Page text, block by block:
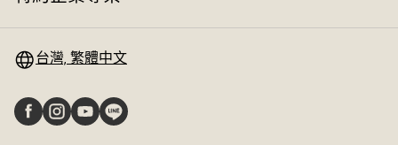
換
換 台灣, 繁體中文